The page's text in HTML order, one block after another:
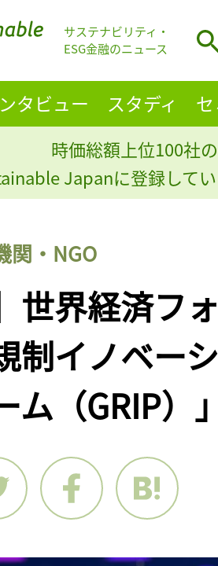
サステナビリティ・
ESG金融のニュース
タビュー スタディ
時価総額上位100社
Japanに登録して
関・NGO
世界経済フ
制イノベー
ム（GRIP）